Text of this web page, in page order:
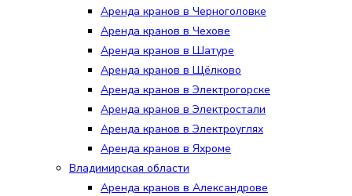
Аренда кранов в Черноголовке
Аренда кранов в Чехове
Аренда кранов в Шатуре
Аренда кранов в Щёлково
Аренда кранов в Электрогорске
Аренда кранов в Электростали
Аренда кранов в Электроуглях
Аренда кранов в Яхроме
Владимирская области
Аренда кранов в Александрове